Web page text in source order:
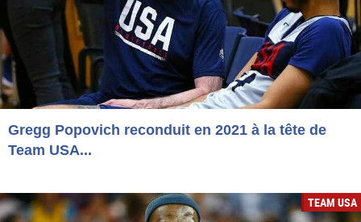
Gregg Popovich reconduit en 2021 à la tête de
Team USA...
TEAM USA